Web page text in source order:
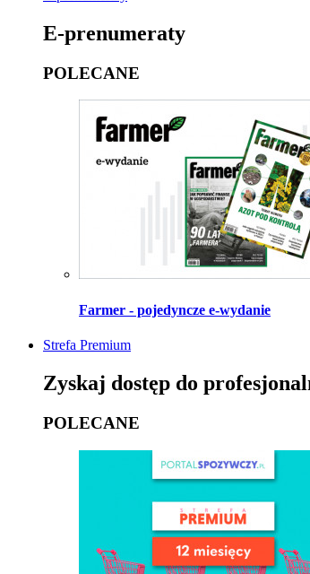
E-prenumeraty
POLECANE
Farmer - pojedyncze e-wydanie
Strefa Premium
Zyskaj dostęp do
POLECANE